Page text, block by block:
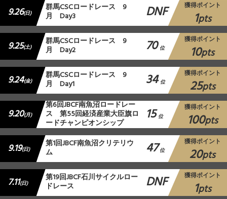
9.26(日) 群⾺CSCロードレース 9
月 Day3 DNF 獲得ポイント
1pts
9.25(土) 群⾺CSCロードレース 9
月 Day2 70 位
獲得ポイント
10pts
9.24(金) 群⾺CSCロードレース 9
月 Day1 34 位
獲得ポイント
25pts
9.20(月)
第6回JBCF南魚沼ロードレー
ス 第55回経済産業大臣旗ロ
ードチャンピオンシップ 15 位
獲得ポイント
100pts
9.19(日) 第1回JBCF南魚沼クリテリウ
ム 47 位
獲得ポイント
20pts
7.11(日) 第19回JBCF石川サイクルロー
ドレース DNF 獲得ポイント
1pts